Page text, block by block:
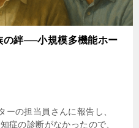
の絆──小規模多機能ホー
の担当員さんに報告し、
の診断がなかったので、